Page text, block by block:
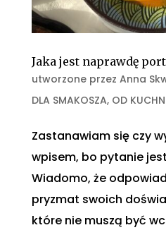
Jaka jest naprawdę
utworzone przez Anna
DLA SMAKOSZA, OD
Zastanawiam się czy
wpisem, bo pytanie
Wiadomo, że
pryzmat swoich
które nie muszą być